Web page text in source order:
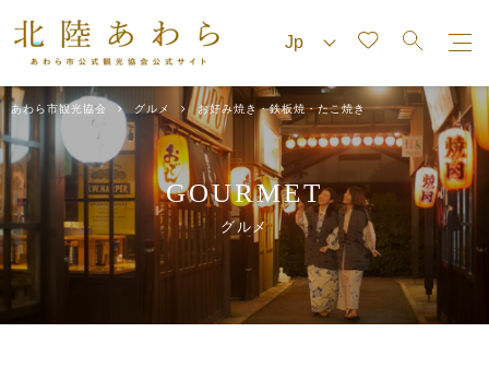
あわら市観光協会 グルメ お好み焼き・鉄板焼・たこ焼き
GOURMET
グルメ